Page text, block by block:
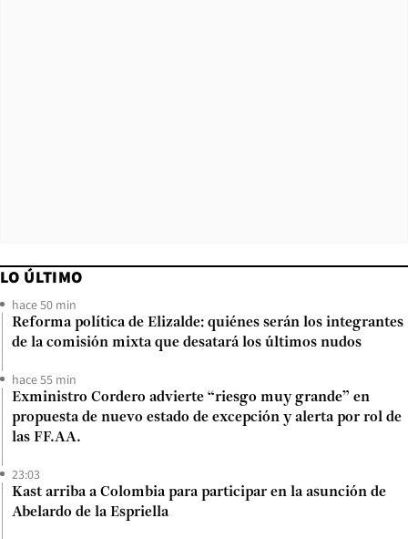
LO ÚLTIMO
hace 50 min
Reforma política de Elizalde: quiénes serán los integrantes
de la comisión mixta que desatará los últimos nudos
hace 55 min
Exministro Cordero advierte “riesgo muy grande” en
propuesta de nuevo estado de excepción y alerta por rol de
las FF.AA.
23:03
Kast arriba a Colombia para participar en la asunción de
Abelardo de la Espriella